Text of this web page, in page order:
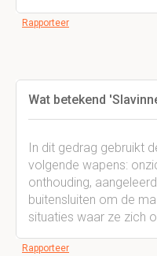
Rapporteer
Wat betekend
In dit gedrag gebruikt
volgende wapens:
onthouding,
buitensluiten om de
situaties waar ze zich
Rapporteer